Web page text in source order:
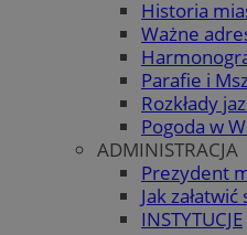
Historia
Ważne
Parafie i
Rozkłady
Pogoda w
ADMINISTRACJA
Prezydent
Jak
INSTYTUCJE